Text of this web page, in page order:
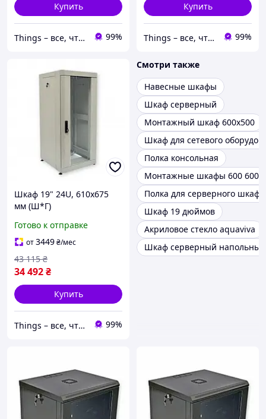
Купить
Things – все, что нужно, под рукой 99%
Купить
Things – все, что нужно, под рукой 99%
Шкаф 19" 24U, 610х675
мм (Ш*Г)
Готово к отправке
от3449₴/мес
34 492₴
43 115 ₴
Купить
Things – все, что нужно, под рукой 99%
Смотри также
Навесные шкафы
Шкаф серверный
Монтажный шкаф 600х500
Шкаф для сетевого
Полка консольная
Монтажные шкафы 600 600
Полка для серверного шкафа
Шкаф 19 дюймов
Акриловое стекло aquaviva
Шкаф серверный напольный